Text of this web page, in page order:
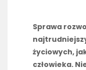
Sprawa
życiowych,
człowieka.